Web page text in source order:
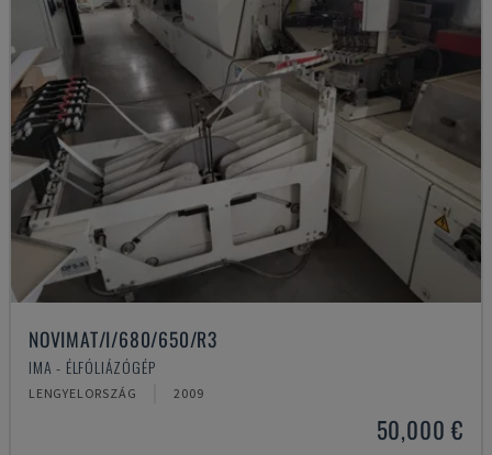
NOVIMAT/I/680/650/R3
IMA - ÉLFÓLIÁZÓGÉP
LENGYELORSZÁG 2009
50,000 €